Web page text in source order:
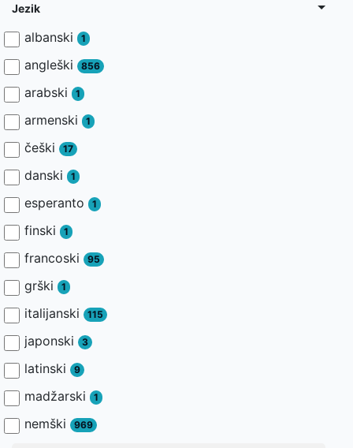
Jezik
albanski 1
angleški 856
arabski 1
armenski 1
češki 17
danski 1
esperanto 1
finski 1
francoski 95
grški 1
italijanski 115
japonski 3
latinski 9
madžarski 1
nemški 969